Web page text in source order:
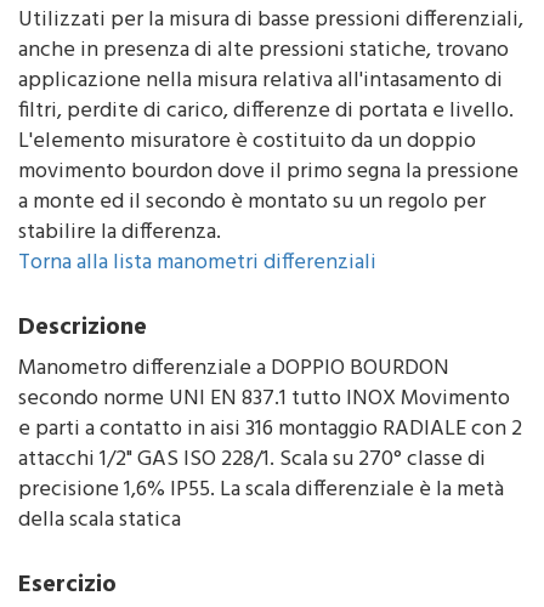
Utilizzati per la misura di basse pressioni differenziali,
anche in presenza di alte pressioni statiche, trovano
applicazione nella misura relativa all'intasamento di
filtri, perdite di carico, differenze di portata e livello.
L'elemento misuratore è costituito da un doppio
movimento bourdon dove il primo segna la pressione
a monte ed il secondo è montato su un regolo per
stabilire la differenza.
Torna alla lista manometri differenziali
Descrizione
Manometro differenziale a DOPPIO BOURDON
secondo norme UNI EN 837.1 tutto INOX Movimento
e parti a contatto in aisi 316 montaggio RADIALE con 2
attacchi 1/2" GAS ISO 228/1. Scala su 270° classe di
precisione 1,6% IP55. La scala differenziale è la metà
della scala statica
Esercizio